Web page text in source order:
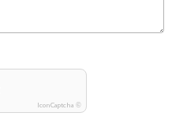
IconCaptcha ©